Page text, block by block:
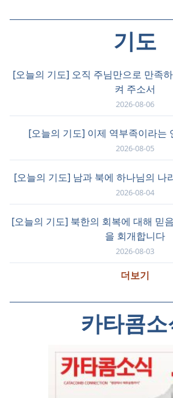
기도
[오늘의 기도] 오직 주님만으로 만족
켜 주소서
2026-08-06
[오늘의 기도] 이제 역부족이라는
2026-08-05
[오늘의 기도] 남과 북에 하나님의 나
2026-08-04
[오늘의 기도] 북한의 회복에 대해 믿
을 회개합니다
2026-08-03
더보기
카타콤소